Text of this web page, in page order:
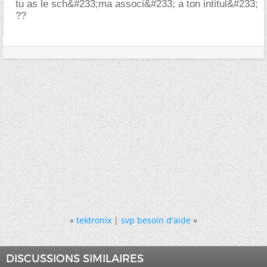
tu as le sch&#233;ma associ&#233; a ton intitul&#233;
??
« tektronix|svp besoin d'aide »
DISCUSSIONS SIMILAIRES